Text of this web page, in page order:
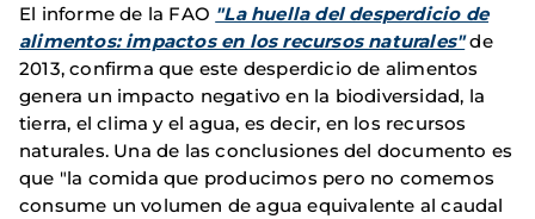
El informe de la FAO "La huella del desperdicio de
alimentos: impactos en los recursos naturales"de
2013, confirma que este desperdicio de alimentos
genera un impacto negativo en la biodiversidad, la
tierra, el clima y el agua, es decir, en los recursos
naturales. Una de las conclusiones del documento es
que "la comida que producimos pero no comemos
consume un volumen de agua equivalente al caudal